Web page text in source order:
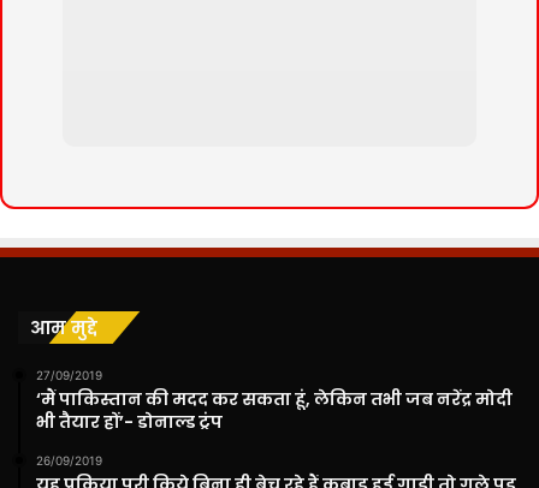
आम मुद्दे
27/09/2019
‘मैं पाकिस्तान की मदद कर सकता हूं, लेकिन तभी जब नरेंद्र मोदी
भी तैयार हों’- डोनाल्ड ट्रंप
26/09/2019